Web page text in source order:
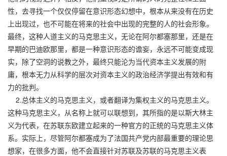
性，去寻找一个仅仅停留在意识形态幻想中，根本从来没有在历史
上出现过，也不可能在将来的社会中出现的完整的人的社会形象。
最终，这种人道主义的马克思主义，无论在阿尔都塞那里，还是在
早期的巴迪欧那里，都是一种意识形态的谵妄，永远不可能变成现
实，除了空洞的说教之外，最终只能沦为当代资本主义发展的附
庸，根本无力从科学的层次对资本主义的政治经济学提出有效和有
力的批判。
2.总体主义的马克思主义，或者翻译为集权主义的马克思主义。
这种马克思主义，从名称上就可以联想到，其所指的是以斯大林主
义为代表，在苏联东欧建立起来的一种官方的正统的马克思主义体
系。实际上，尽管阿尔都塞成为了法国共产党内部最重要的理论思
想家，在很多方面，他不会直接针对苏联及苏联的马克思主义表